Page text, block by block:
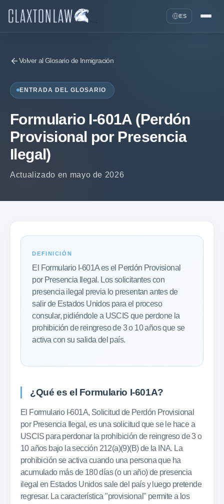
ES
Volver al Glosario de Inmigración
ENTRADA DEL GLOSARIO
Formulario I-601A (Perdón
Provisional por Presencia
Ilegal)
Actualizado en mayo de 2026
DEFINICIÓN
El Formulario I-601A es el Perdón Provisional
por Presencia Ilegal. Los solicitantes con
presencia ilegal previa lo presentan antes de
salir de Estados Unidos para el proceso
consular, pidiéndole a USCIS que perdone la
prohibición de reingreso de 3 o 10 años que se
activa con su salida del país.
¿Qué es el Formulario I-601A?
El Formulario I-601A, Solicitud de Perdón Provisional
por Presencia Ilegal, es una solicitud que se le hace a
USCIS para perdonar la prohibición de reingreso de 3 o
10 años bajo la sección 212(a)(9)(B) de la INA. La
prohibición se activa cuando una persona que ha
acumulado más de 180 días (o un año) de presencia
ilegal en Estados Unidos sale del país y luego pretende
regresar. La característica "provisional" permite a los